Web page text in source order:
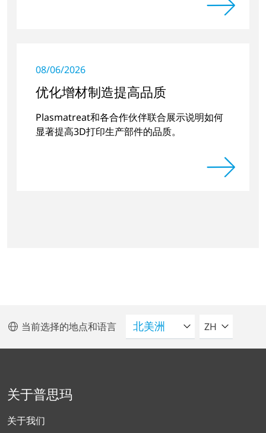
08/06/2026
优化增材制造提高品质
Plasmatreat和各合作伙伴联合展示说明如何
显著提高3D打印生产部件的品质。
当前选择的地点和语言 请选择语言
ZH
关于普思玛
关于我们